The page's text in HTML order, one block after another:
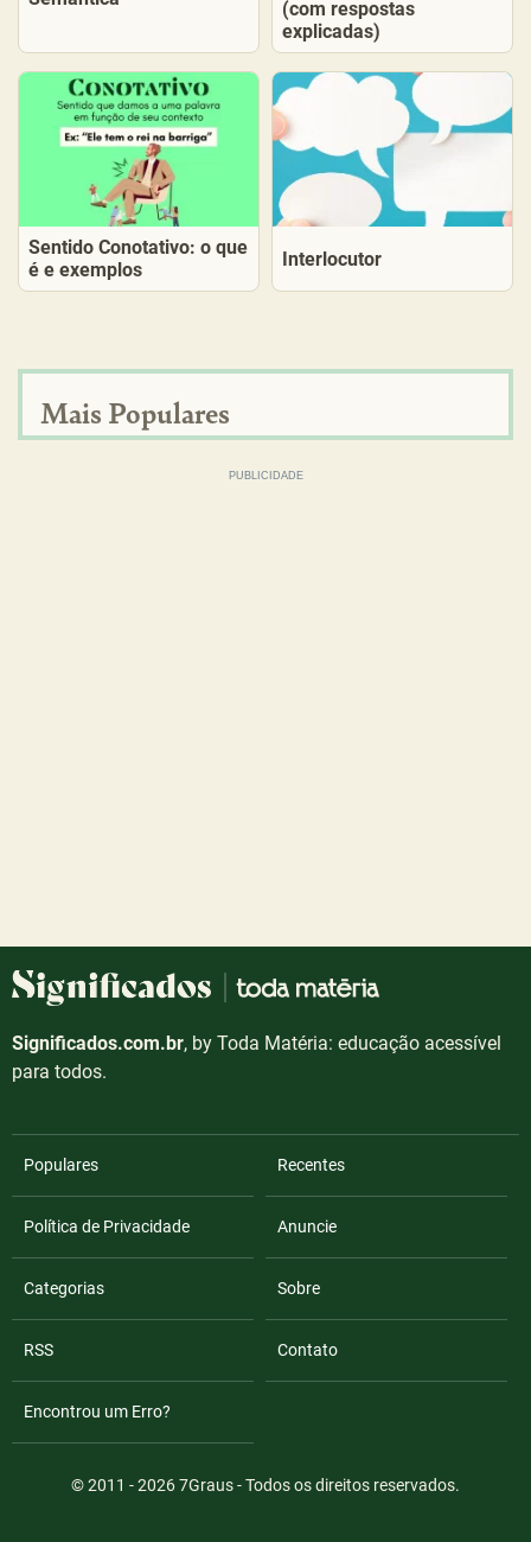
(com respostas
explicadas)
Sentido Conotativo: o que
é e exemplos
Interlocutor
Mais Populares
Significados.com.br, by Toda Matéria: educação acessível
para todos.
Populares Recentes
Política de Privacidade Anuncie
Categorias Sobre
RSS Contato
Encontrou um Erro?
© 2011 - 20267Graus- Todos os direitos reservados.